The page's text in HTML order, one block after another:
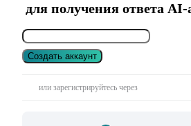
для получения ответа
Создать аккаунт
или зарегистрируйтесь через